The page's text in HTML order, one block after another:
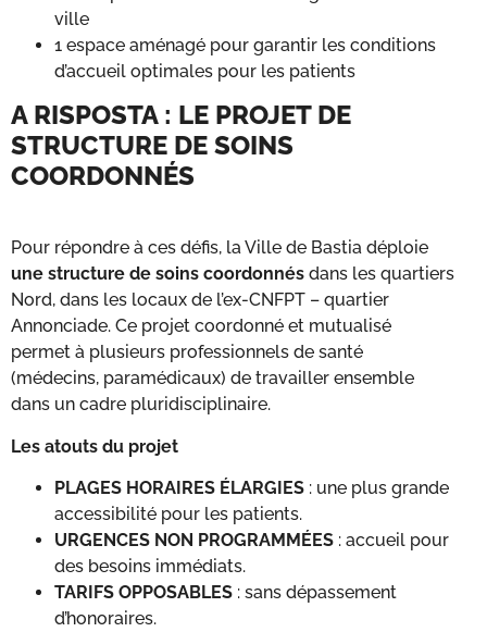
ville
1 espace aménagé pour garantir les conditions
d’accueil optimales pour les patients
A RISPOSTA : LE PROJET DE
STRUCTURE DE SOINS
COORDONNÉS
Pour répondre à ces défis, la Ville de Bastia déploie
une structure de soins coordonnés dans les quartiers
Nord, dans les locaux de l’ex-CNFPT – quartier
Annonciade. Ce projet coordonné et mutualisé
permet à plusieurs professionnels de santé
(médecins, paramédicaux) de travailler ensemble
dans un cadre pluridisciplinaire.
Les atouts du projet
PLAGES HORAIRES ÉLARGIES : une plus grande
accessibilité pour les patients.
URGENCES NON PROGRAMMÉES : accueil pour
des besoins immédiats.
TARIFS OPPOSABLES : sans dépassement
d’honoraires.